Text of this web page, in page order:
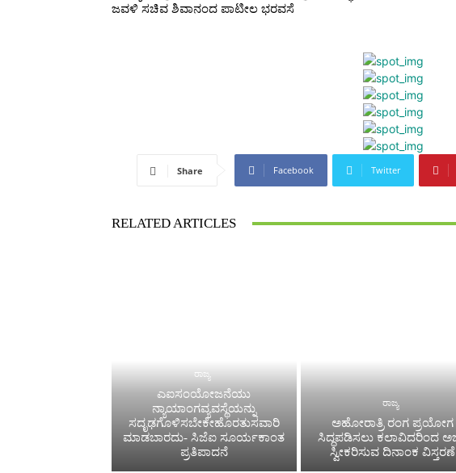
ಜವಳಿ ಸಚಿವ ಶಿವಾನಂದ ಪಾಟೀಲ ಭರವಸೆ
Share Facebook Twitter
RELATED ARTICLES
ರಾಜ್ಯ
ಎಐಸಂಯೋಜನೆಯು
ನ್ಯಾಯಾಂಗವ್ಯವಸ್ಥೆಯನ್ನು
ಸದೃಢಗೊಳಿಸಬೇಕೇಹೊರತುಸವಾರಿ
ಮಾಡಬಾರದು- ಸಿಜೆಐ ಸೂರ್ಯಕಾಂತ
ಪ್ರತಿಪಾದನೆ
ರಾಜ್ಯ
ಅಹೋರಾತ್ರಿ ರಂಗ ಪ್ರಯೋಗ
ಸಿದ್ಧಪಡಿಸಲು ಕಲಾವಿದರಿಂದ
ಸ್ವೀಕರಿಸುವ ದಿನಾಂಕ ವಿಸ್ತರಣೆ